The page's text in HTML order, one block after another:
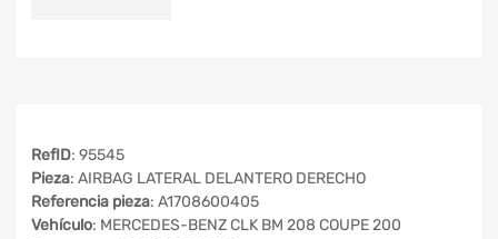
RefID: 95545
Pieza: AIRBAG LATERAL DELANTERO DERECHO
Referencia pieza: A1708600405
Vehículo: MERCEDES-BENZ CLK BM 208 COUPE 200